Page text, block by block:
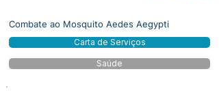
Combate ao Mosquito Aedes Aegypti
Carta de Serviços
Saúde